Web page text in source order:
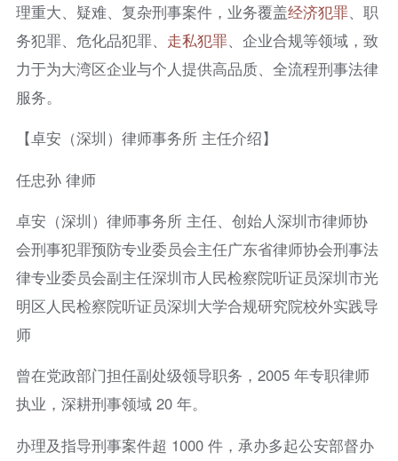
理重大、疑难、复杂刑事案件，业务覆盖经济犯罪、职
务犯罪、危化品犯罪、 走私犯罪、企业合规等领域，致
力于为大湾区企业与个人提供高品质、全流程刑事法律
服务。
【卓安（深圳）律师事务所 主任介绍】
任忠孙 律师
卓安（深圳）律师事务所 主任、创始人深圳市律师协
会刑事犯罪预防专业委员会主任广东省律师协会刑事法
律专业委员会副主任深圳市人民检察院听证员深圳市光
明区人民检察院听证员深圳大学合规研究院校外实践导
师
曾在党政部门担任副处级领导职务，2005 年专职律师
执业，深耕刑事领域 20 年。
办理及指导刑事案件超 1000 件，承办多起公安部督办